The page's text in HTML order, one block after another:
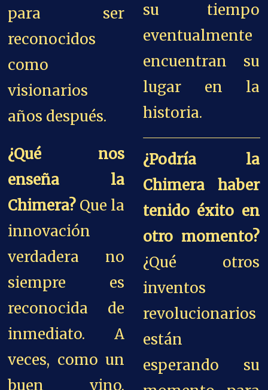
para ser
reconocidos
como
visionarios
años después.
¿Qué nos
enseña la
Chimera? Que la
innovación
verdadera no
siempre es
reconocida de
inmediato. A
veces, como un
buen vino,
su tiempo
eventualmente
encuentran su
lugar en la
historia.
¿Podría la
Chimera haber
tenido éxito en
otro momento?
¿Qué otros
inventos
revolucionarios
están
esperando su